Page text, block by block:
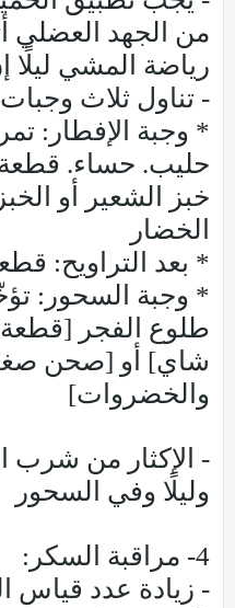
من الجهد العضلي
رياضة المشي ليلًا
- تناول ثلاث
* وجبة الإفطار:
حليب. حساء. قطعة
خبز الشعير أو
الخضار
* بعد التراويح:
* وجبة السحور:
طلوع الفجر [قطعة
شاي] أو [صحن
والخضروات]
- الإكثار من شرب
وليلًا وفي السحور
4- مراقبة السكر:
- زيادة عدد قياس